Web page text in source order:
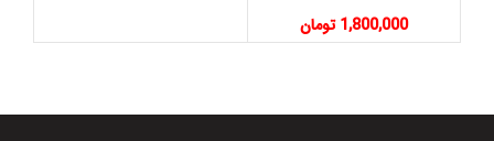
1,800,000 تومان